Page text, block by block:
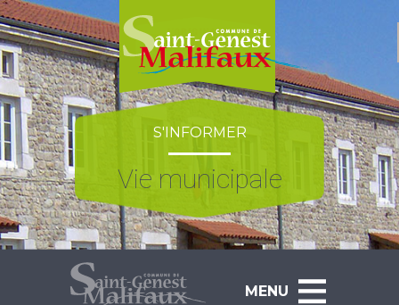
Skip
to
content
S'INFORMER
Vie municipale
MENU